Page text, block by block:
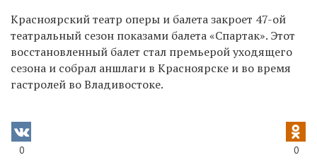
Красноярский театр оперы и балета закроет 47-ой
театральный сезон показами балета «Спартак». Этот
восстановленный балет стал премьерой уходящего
сезона и собрал аншлаги в Красноярске и во время
гастролей во Владивостоке.
0 0